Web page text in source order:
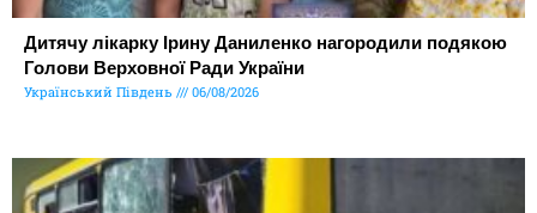
Дитячу лікарку Ірину Даниленко нагородили подякою
Голови Верховної Ради України
Український Південь 06/08/2026